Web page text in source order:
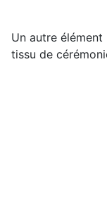
Un autre
tissu de